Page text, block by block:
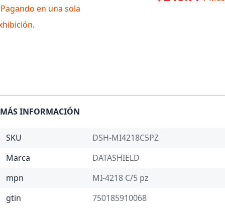
en una sola
MÁS INFORMACIÓN
SKU
DSH-MI4218C5PZ
Marca
DATASHIELD
mpn
MI-4218 C/5 pz
gtin
750185910068